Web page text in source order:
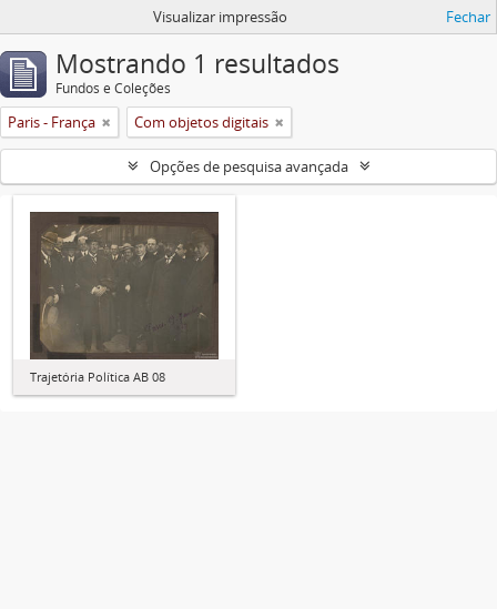
Visualizar impressão Fechar
Mostrando 1 resultados
Fundos e Coleções
Paris - França Com objetos digitais
Opções de pesquisa avançada
Trajetória Política AB 08